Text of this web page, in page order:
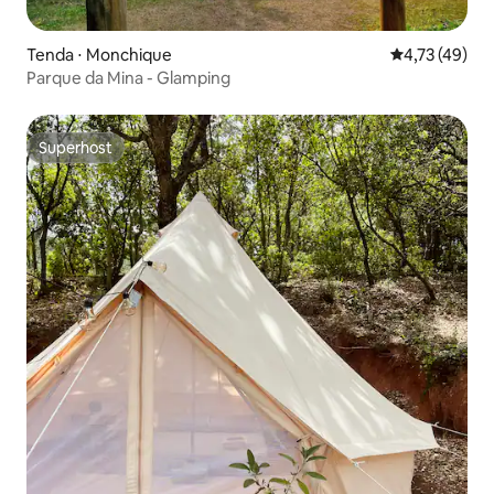
Tenda ⋅ Monchique 4,73 de uma
4,73 (49)
Parque da Mina - Glamping
Superhost
Superhost